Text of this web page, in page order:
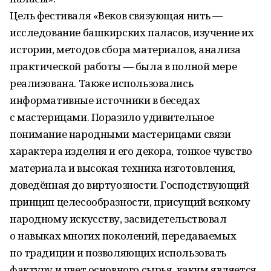
Цель фестиваля «Веков связующая нить —
исследование башкирских паласов, изучение их
истории, методов сбора материалов, анализа
практической работы — была в полной мере
реализована. Также использовались
информативные источники в беседах
с мастерицами. Поразило удивительное
понимание народными мастерицами связи
характера изделия и его декора, тонкое чувство
материала и высокая техника изготовления,
доведённая до виртуозности. Господствующий
принцип целесообразности, присущий всякому
народному искусству, засвидетельствовал
о навыках многих поколений, передаваемых
по традиции и позволяющих использовать